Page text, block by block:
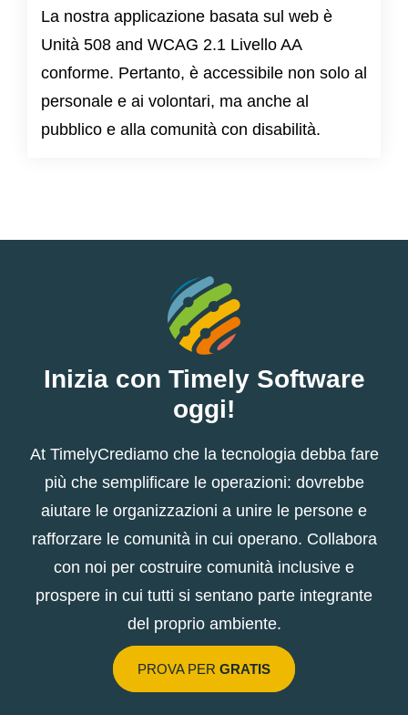
La nostra applicazione basata sul web è
Unità 508 and WCAG 2.1 Livello AA
conforme. Pertanto, è accessibile non solo al
personale e ai volontari, ma anche al
pubblico e alla comunità con disabilità.
Inizia con Timely Software
oggi!
At TimelyCrediamo che la tecnologia debba fare
più che semplificare le operazioni: dovrebbe
aiutare le organizzazioni a unire le persone e
rafforzare le comunità in cui operano. Collabora
con noi per costruire comunità inclusive e
prospere in cui tutti si sentano parte integrante
del proprio ambiente.
PROVA PER GRATIS